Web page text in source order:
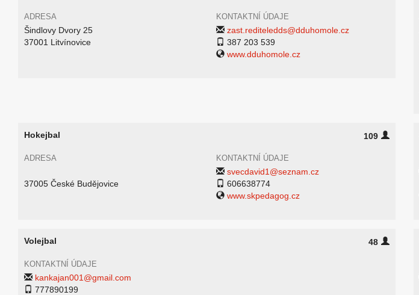
ADRESA
Šindlovy Dvory 25
37001 Litvínovice
KONTAKTNÍ ÚDAJE
zast.rediteledds@dduhomole.cz
387 203 539
www.dduhomole.cz
Hokejbal 109
ADRESA
37005 České Budějovice
KONTAKTNÍ ÚDAJE
svecdavid1@seznam.cz
606638774
www.skpedagog.cz
Volejbal 48
KONTAKTNÍ ÚDAJE
kankajan001@gmail.com
777890199